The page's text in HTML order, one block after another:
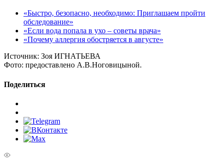
«Быстро, безопасно, необходимо: Приглашаем пройти
обследование»
«Если вода попала в ухо – советы врача»
«Почему аллергия обостряется в августе»
Источник: Зоя ИГНАТЬЕВА
Фото: предоставлено А.В.Ноговицыной.
Поделиться